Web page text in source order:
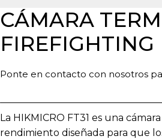
CÁMARA
Ponte en contacto con nosotros
La HIKMICRO FT31 es una
rendimiento diseñada para que